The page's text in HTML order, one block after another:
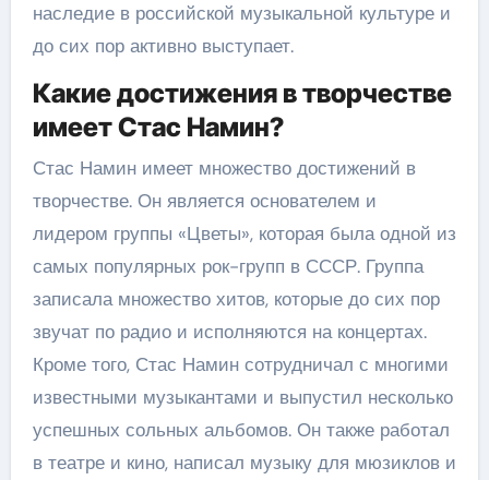
наследие в российской музыкальной культуре и
до сих пор активно выступает.
Какие достижения в творчестве
имеет Стас Намин?
Стас Намин имеет множество достижений в
творчестве. Он является основателем и
лидером группы «Цветы», которая была одной из
самых популярных рок-групп в СССР. Группа
записала множество хитов, которые до сих пор
звучат по радио и исполняются на концертах.
Кроме того, Стас Намин сотрудничал с многими
известными музыкантами и выпустил несколько
успешных сольных альбомов. Он также работал
в театре и кино, написал музыку для мюзиклов и